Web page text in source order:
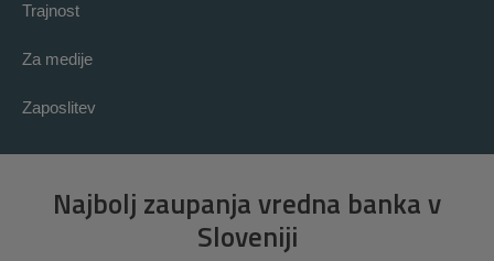
Trajnost
Za medije
Zaposlitev
Najbolj zaupanja vredna banka v
Sloveniji